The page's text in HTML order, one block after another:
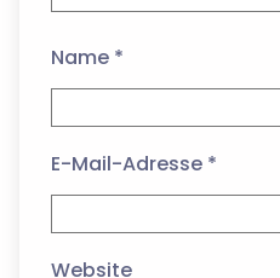
Name *
E-Mail-Adresse *
Website